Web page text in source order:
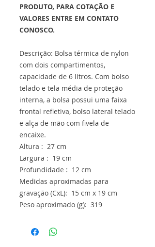
PRODUTO, PARA COTAÇÃO E
VALORES ENTRE EM CONTATO
CONOSCO.
Descrição: Bolsa térmica de nylon
com dois compartimentos,
capacidade de 6 litros. Com bolso
telado e tela média de proteção
interna, a bolsa possui uma faixa
frontal refletiva, bolso lateral telado
e alça de mão com fivela de
encaixe.
Altura : 27 cm
Largura : 19 cm
Profundidade : 12 cm
Medidas aproximadas para
gravação (CxL): 15 cm x 19 cm
Peso aproximado (g): 319